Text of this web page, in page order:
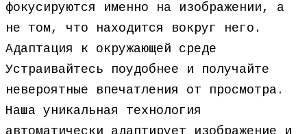
фокусируются именно на изображении, а
не том, что находится вокруг него.
Адаптация к окружающей среде
Устраивайтесь поудобнее и получайте
невероятные впечатления от просмотра.
Наша уникальная технология
автоматически адаптирует изображение и